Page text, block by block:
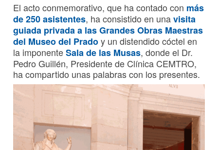
El acto conmemorativo, que ha contado con más
de 250 asistentes, ha consistido en unavisita
guiada privada a las Grandes Obras Maestras
del Museo del Pradoy un distendido cóctel en
la imponenteSala de las Musas, donde el Dr.
Pedro Guillén, Presidente de Clínica CEMTRO,
ha compartido unas palabras con los presentes.